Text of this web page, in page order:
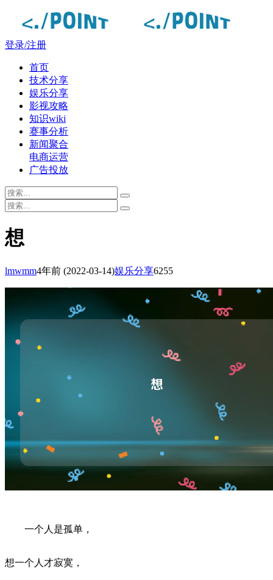
登录/注册
首页
技术分享
娱乐分享
影视攻略
知识wiki
赛事分析
新闻聚合
电商运营
广告投放
想
lmwmm4年前 (2022-03-14)娱乐分享6255
一个人是孤单，
想一个人才寂寞，